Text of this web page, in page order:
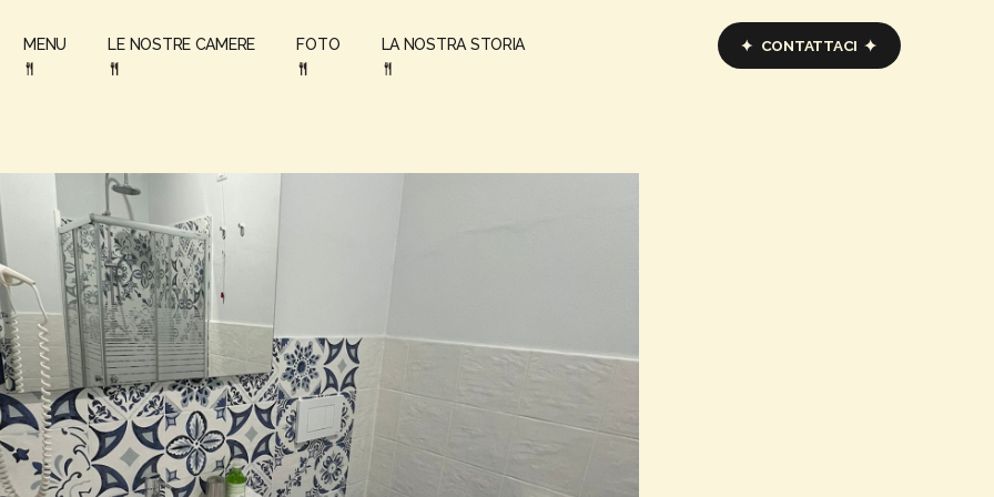
MENU LE NOSTRE CAMERE FOTO LA NOSTRA STORIA CONTATTACI